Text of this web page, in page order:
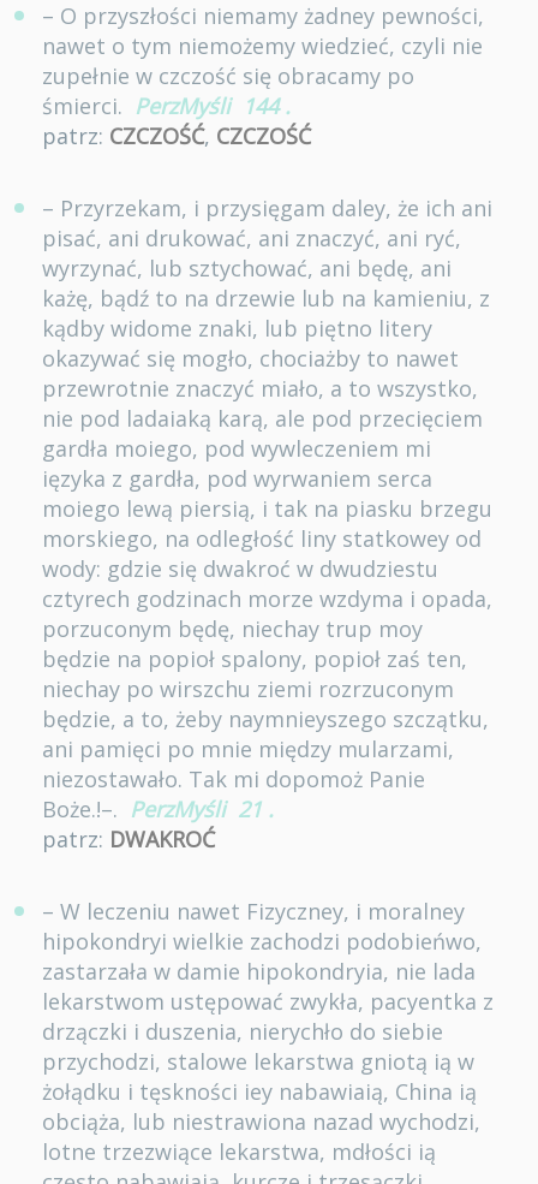
– O przyszłości niemamy żadney pewności,
nawet o tym niemożemy wiedzieć, czyli nie
zupełnie w czczość się obracamy po
śmierci. PerzMyśli 144 .
patrz: CZCZOŚĆ, CZCZOŚĆ
– Przyrzekam, i przysięgam daley, że ich ani
pisać, ani drukować, ani znaczyć, ani ryć,
wyrzynać, lub sztychować, ani będę, ani
każę, bądź to na drzewie lub na kamieniu, z
kądby widome znaki, lub piętno litery
okazywać się mogło, chociażby to nawet
przewrotnie znaczyć miało, a to wszystko,
nie pod ladaiaką karą, ale pod przecięciem
gardła moiego, pod wywleczeniem mi
ięzyka z gardła, pod wyrwaniem serca
moiego lewą piersią, i tak na piasku brzegu
morskiego, na odległość liny statkowey od
wody: gdzie się dwakroć w dwudziestu
cztyrech godzinach morze wzdyma i opada,
porzuconym będę, niechay trup moy
będzie na popioł spalony, popioł zaś ten,
niechay po wirszchu ziemi rozrzuconym
będzie, a to, żeby naymnieyszego szczątku,
ani pamięci po mnie między mularzami,
niezostawało. Tak mi dopomoż Panie
Boże.!–. PerzMyśli 21 .
patrz: DWAKROĆ
– W leczeniu nawet Fizyczney, i moralney
hipokondryi wielkie zachodzi podobieńwo,
zastarzała w damie hipokondryia, nie lada
lekarstwom ustępować zwykła, pacyentka z
drzączki i duszenia, nierychło do siebie
przychodzi, stalowe lekarstwa gniotą ią w
żołądku i tęskności iey nabawiaią, China ią
obciąża, lub niestrawiona nazad wychodzi,
lotne trzezwiące lekarstwa, mdłości ią